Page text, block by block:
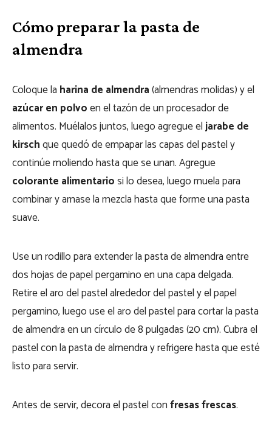
Cómo preparar la pasta de
almendra
Coloque la harina de almendra(almendras molidas) y el
azúcar en polvoen el tazón de un procesador de
alimentos. Muélalos juntos, luego agregue eljarabe de
kirschque quedó de empapar las capas del pastel y
continúe moliendo hasta que se unan. Agregue
colorante alimentariosi lo desea, luego muela para
combinar y amase la mezcla hasta que forme una pasta
suave.
Use un rodillo para extender la pasta de almendra entre
dos hojas de papel pergamino en una capa delgada.
Retire el aro del pastel alrededor del pastel y el papel
pergamino, luego use el aro del pastel para cortar la pasta
de almendra en un círculo de 8 pulgadas (20 cm). Cubra el
pastel con la pasta de almendra y refrigere hasta que esté
listo para servir.
Antes de servir, decora el pastel confresas frescas.